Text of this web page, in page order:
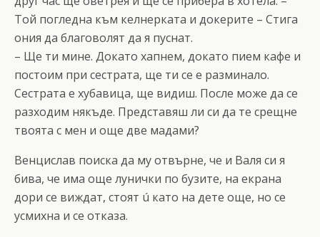
Той погледна към келнерката и докерите – Стига
ония да благоволят да я пуснат.
– Ще ти мине. Докато хапнем, докато пием кафе и
постоим при сестрата, ще ти се е разминало.
Сестрата е хубавица, ще видиш. После може да се
разходим някъде. Представяш ли си да те срещне
твоята с мен и още две мадами?
Венцислав поиска да му отвърне, че и Валя си я
бива, че има още лунички по бузите, на екрана
дори се виждат, стоят ú като на дете още, но се
усмихна и се отказа.